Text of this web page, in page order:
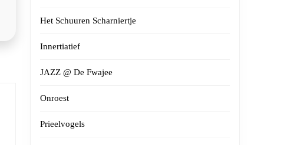
Het Schuuren Scharniertje
Innertiatief
JAZZ @ De Fwajee
Onroest
Prieelvogels